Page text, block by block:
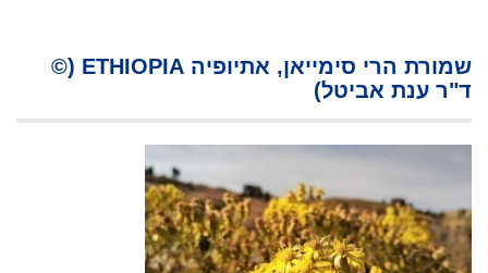
שמורת הרי סימייאן, אתיופיה ETHIOPIA (©
ד"ר ענת אביטל)